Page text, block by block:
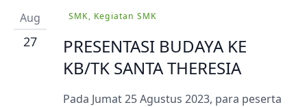
Aug
27
SMK, Kegiatan SMK
PRESENTASI BUDAYA KE
KB/TK SANTA THERESIA
Pada Jumat 25 Agustus 2023, para peserta